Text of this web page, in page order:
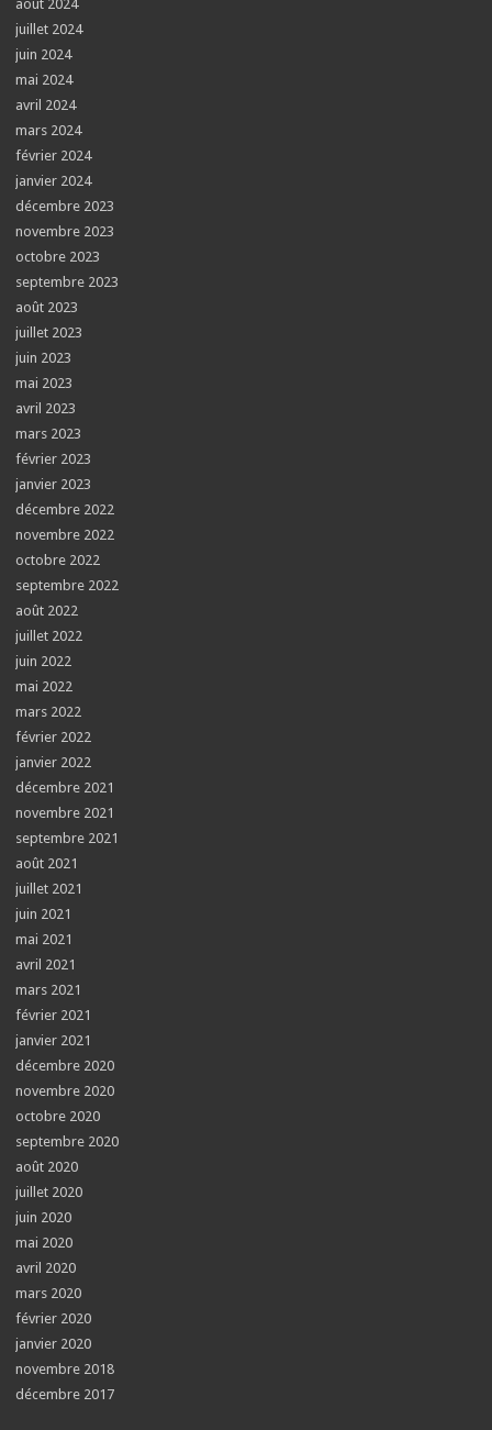
août 2024
juillet 2024
juin 2024
mai 2024
avril 2024
mars 2024
février 2024
janvier 2024
décembre 2023
novembre 2023
octobre 2023
septembre 2023
août 2023
juillet 2023
juin 2023
mai 2023
avril 2023
mars 2023
février 2023
janvier 2023
décembre 2022
novembre 2022
octobre 2022
septembre 2022
août 2022
juillet 2022
juin 2022
mai 2022
mars 2022
février 2022
janvier 2022
décembre 2021
novembre 2021
septembre 2021
août 2021
juillet 2021
juin 2021
mai 2021
avril 2021
mars 2021
février 2021
janvier 2021
décembre 2020
novembre 2020
octobre 2020
septembre 2020
août 2020
juillet 2020
juin 2020
mai 2020
avril 2020
mars 2020
février 2020
janvier 2020
novembre 2018
décembre 2017